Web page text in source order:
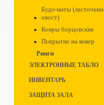
Будо-маты (ласточкин
хвост)
Ковры борцовские
Покрытие на ковер
Ринги
ЭЛЕКТРОННЫЕ ТАБЛО
ИНВЕНТАРЬ
ЗАЩИТА ЗАЛА